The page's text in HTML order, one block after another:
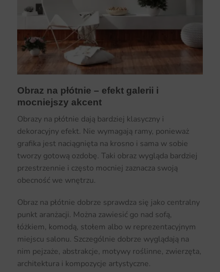
Obraz na płótnie – efekt galerii i
mocniejszy akcent
Obrazy na płótnie dają bardziej klasyczny i
dekoracyjny efekt. Nie wymagają ramy, ponieważ
grafika jest naciągnięta na krosno i sama w sobie
tworzy gotową ozdobę. Taki obraz wygląda bardziej
przestrzennie i często mocniej zaznacza swoją
obecność we wnętrzu.
Obraz na płótnie dobrze sprawdza się jako centralny
punkt aranżacji. Można zawiesić go nad sofą,
łóżkiem, komodą, stołem albo w reprezentacyjnym
miejscu salonu. Szczególnie dobrze wyglądają na
nim pejzaże, abstrakcje, motywy roślinne, zwierzęta,
architektura i kompozycje artystyczne.